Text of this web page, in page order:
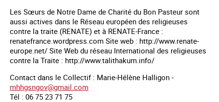
Les Sœurs de Notre Dame de Charité du Bon Pasteur sont
aussi actives dans le Réseau européen des religieuses
contre la traite (RENATE) et à RENATE-France :
renatefrance.wordpress.com Site web : http://www.renate-
europe.net/ Site Web du réseau International des religieuses
contre la Traite : http://www.talithakum.info/
Contact dans le Collectif : Marie-Hélène Halligon -
mhhgsngov@gmail.com
Tél : 06 75 23 71 75